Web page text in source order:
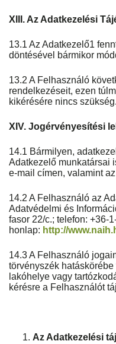
XIII. Az Adatkezelési
13.1 Az Adatkezelő1
döntésével bármikor
13.2 A Felhasználó
rendelkezéseit, ezen
kikérésére nincs szükség.
XIV. Jogérvényesítési
14.1 Bármilyen,
Adatkezelő munkatársai
e-mail címen, valamint
14.2 A Felhasználó az
Adatvédelmi és
fasor 22/c.; telefon: +36-
honlap: http://
14.3 A Felhasználó
törvényszék
lakóhelye vagy
kérésre a Felhasználót
Az Adatkezelési